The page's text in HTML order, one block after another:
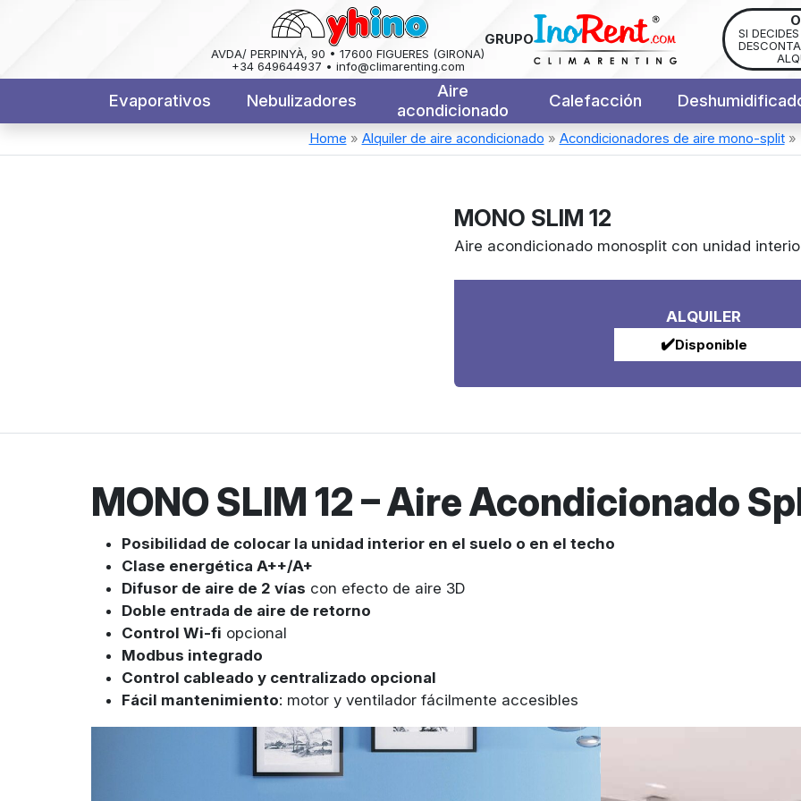
AVDA/ PERPINYÀ, 90 • 17600 FIGUERES (GIRONA)
+34 649644937 • info@climarenting.com
GRUPO
SI
Evaporativos Nebulizadores
Aire
acondicionado
Calefacción
Home » Alquiler de aire acondicionado » Acondicionadores de aire mono-split»
MONO SLIM 12
Aire acondicionado monosplit con unidad
ALQUILER
✔️Disponible
MONO SLIM 12 – Aire Acondicionado
Posibilidad de colocar la unidad interior en el suelo o en el techo
Clase energética A++/A+
Difusor de aire de 2 vías con efecto de aire 3D
Doble entrada de aire de retorno
Control Wi-fi opcional
Modbus integrado
Control cableado y centralizado opcional
Fácil mantenimiento: motor y ventilador fácilmente accesibles